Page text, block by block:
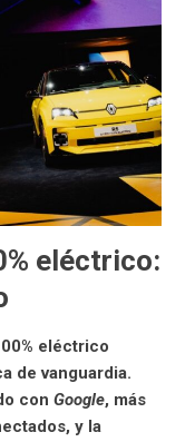
eléctrico:
eléctrico
de vanguardia.
con Google, más
y la